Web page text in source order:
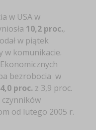
w USA w
10,2 proc.,
w piątek
w komunikacie.
bezrobocia w
4,0 proc. z 3,9 proc.
od lutego 2005 r.